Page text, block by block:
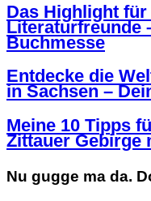
Das Highlight
Literaturfreunde
Buchmesse
Entdecke die
in Sachsen –
Meine 10 Tipps
Zittauer Gebirge
Nu gugge ma da.